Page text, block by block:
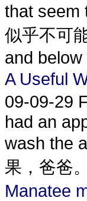
that seem
似乎不可
and
A Useful
09-09-29
had an
wash the
果，爸爸
Manatee